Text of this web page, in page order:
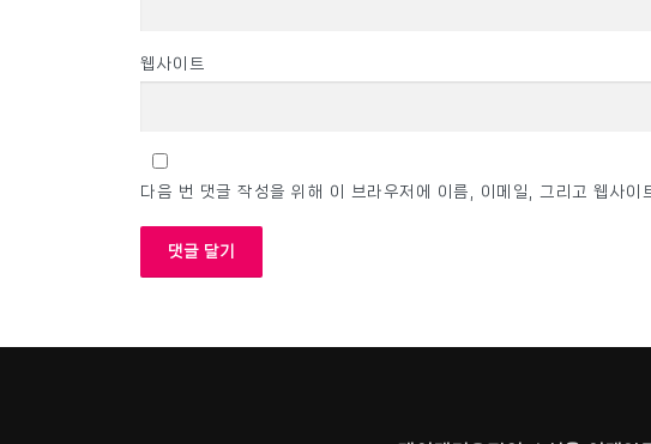
웹사이트
다음 번 댓글 작성을 위해 이 브라우저에 이름, 이메일, 그리고 웹사이